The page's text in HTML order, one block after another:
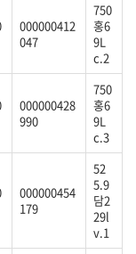
000000412
047
750
홍6
9L
c.2
000000428
990
750
홍6
9L
c.3
000000454
179
52
5.9
담2
29l
v.1